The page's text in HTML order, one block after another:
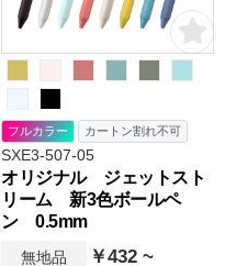
フルカラー カートン割れ不可
SXE3-507-05
オリジナル ジェットスト
リーム 新3色ボールペ
ン 0.5mm
無地品 ￥432 ~